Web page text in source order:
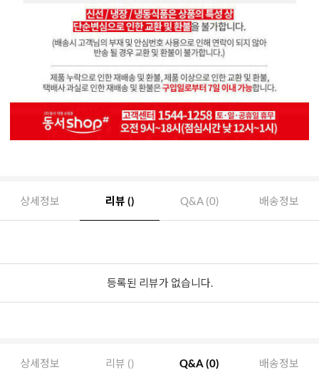
상세정보 리뷰 () Q&A (0) 배송정보
등록된 리뷰가 없습니다.
상세정보 리뷰 () Q&A (0) 배송정보